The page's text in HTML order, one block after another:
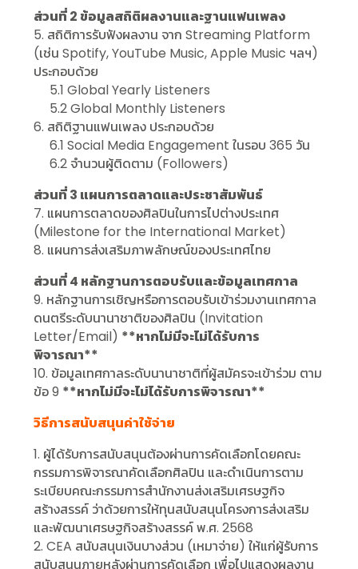
ส่วนที่ 2 ข้อมูลสถิติผลงานและฐานแฟนเพลง
5. สถิติการรับฟังผลงาน จาก Streaming Platform
(เช่น Spotify, YouTube Music, Apple Music ฯลฯ)
ประกอบด้วย
5.1 Global Yearly Listeners
5.2 Global Monthly Listeners
6. สถิติฐานแฟนเพลง ประกอบด้วย
6.1 Social Media Engagement ในรอบ 365 วัน
6.2 จำนวนผู้ติดตาม (Followers)
ส่วนที่ 3 แผนการตลาดและประชาสัมพันธ์
7. แผนการตลาดของศิลปินในการไปต่างประเทศ
(Milestone for the International Market)
8. แผนการส่งเสริมภาพลักษณ์ของประเทศไทย
ส่วนที่ 4 หลักฐานการตอบรับและข้อมูลเทศกาล
9. หลักฐานการเชิญหรือการตอบรับเข้าร่วมงานเทศกาล
ดนตรีระดับนานาชาติของศิลปิน (Invitation
Letter/Email) **หากไม่มีจะไม่ได้รับการ
พิจารณา**
10. ข้อมูลเทศกาลระดับนานาชาติที่ผู้สมัครจะเข้าร่วม ตาม
ข้อ 9 **หากไม่มีจะไม่ได้รับการพิจารณา**
วิธีการสนับสนุนค่าใช้จ่าย
1. ผู้ได้รับการสนับสนุนต้องผ่านการคัดเลือกโดยคณะ
กรรมการพิจารณาคัดเลือกศิลปิน และดำเนินการตาม
ระเบียบคณะกรรมการสำนักงานส่งเสริมเศรษฐกิจ
สร้างสรรค์ ว่าด้วยการให้ทุนสนับสนุนโครงการส่งเสริม
และพัฒนาเศรษฐกิจสร้างสรรค์ พ.ศ. 2568
2. CEA สนับสนุนเงินบางส่วน (เหมาจ่าย) ให้แก่ผู้รับการ
สนับสนุนภายหลังผ่านการคัดเลือก เพื่อไปแสดงผลงาน